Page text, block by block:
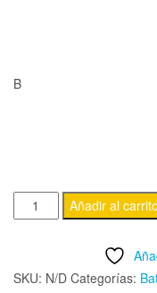
B
Batería
LFP
Lithium
Añadir al carrito
SKU: N/D Categorías: